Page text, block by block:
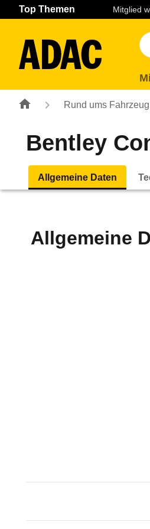
Navigation Seiteninhalt
Top Themen Mitglied
Rund ums Fahrzeug
Bentley
Allgemeine Daten
Allgemeine